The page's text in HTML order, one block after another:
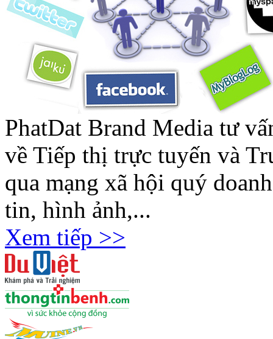
PhatDat Brand Media tư
về Tiếp thị trực tuyến và
qua mạng xã hội quý
tin, hình ảnh,...
Xem tiếp >>